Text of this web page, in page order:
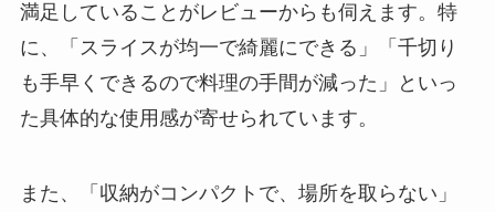
満足していることがレビューからも伺えます。特
に、「スライスが均一で綺麗にできる」「千切り
も手早くできるので料理の手間が減った」といっ
た具体的な使用感が寄せられています。
また、「収納がコンパクトで、場所を取らない」